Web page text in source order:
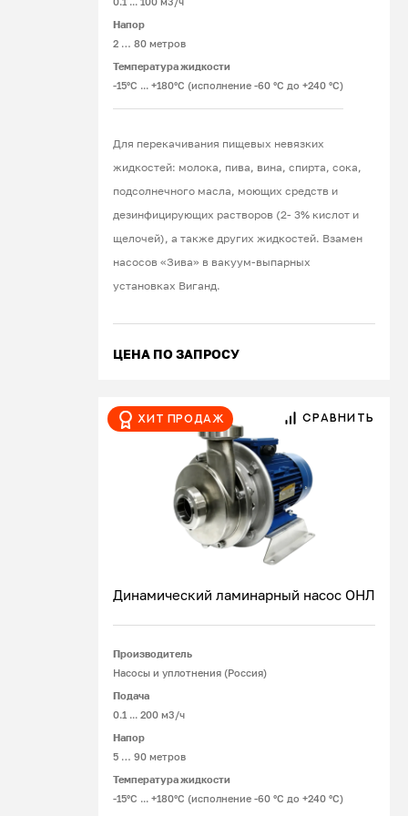
эксплуатации.
Типы насосов для
перекачивания
крови
органического, так и неорганического
происхождения. При ее перекачивании
выбора могут выразиться в снижении
напора, выходе из строя торцевых
уплотнений, засорении агрегата – все
это непременно приведет к сбоям в
работе всей технологической линии.
Для транспортировки крови
используются центробежные,
винтовые, шланговые насосы –
конкретный тип определяется
условиями эксплуатации.
Конструктивные особенности
оборудования:
Центробежные насосы.
этого типа – самые простые,
недорогие и часто применяемые для
Напор
2 … 80 метров
Температура жидкости
-15°С ... +180°С (исполнение -60 °С до +240 °С)
Для перекачивания пищевых невязких
жидкостей: молока, пива, вина, спирта, сока,
подсолнечного масла, моющих средств и
дезинфицирующих растворов (2- 3% кислот и
щелочей), а также других жидкостей. Взамен
насосов «Зива» в вакуум-выпарных
установках Виганд.
ЦЕНА ПО ЗАПРОСУ
Хит продаж СРАВНИТЬ
Динамический ламинарный насос ОНЛ
Производитель
Насосы и уплотнения (Россия)
Подача
0.1 ... 200 м3/ч
Напор
5 … 90 метров
Температура жидкости
-15°С ... +180°С (исполнение -60 °С до +240 °С)